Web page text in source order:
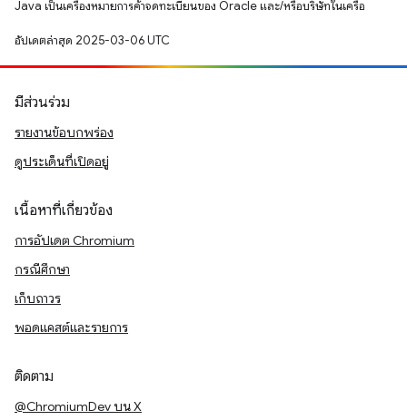
Java เป็นเครื่องหมายการค้าจดทะเบียนของ Oracle และ/หรือบริษัทในเครือ
อัปเดตล่าสุด 2025-03-06 UTC
มีส่วนร่วม
รายงานข้อบกพร่อง
ดูประเด็นที่เปิดอยู่
เนื้อหาที่เกี่ยวข้อง
การอัปเดต Chromium
กรณีศึกษา
เก็บถาวร
พอดแคสต์และรายการ
ติดตาม
@ChromiumDev บน X